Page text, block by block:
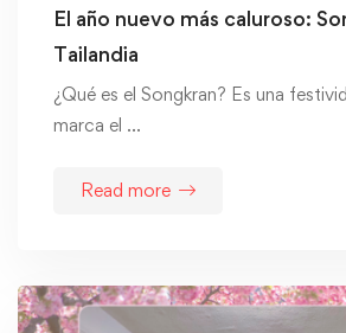
El año nuevo más caluroso:
Tailandia
¿Qué es el Songkran? Es una
marca el …
Read more